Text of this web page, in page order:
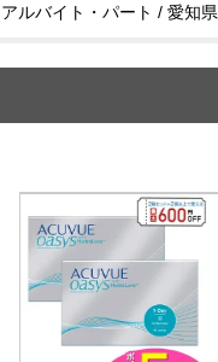
アルバイト・パート / 愛知県